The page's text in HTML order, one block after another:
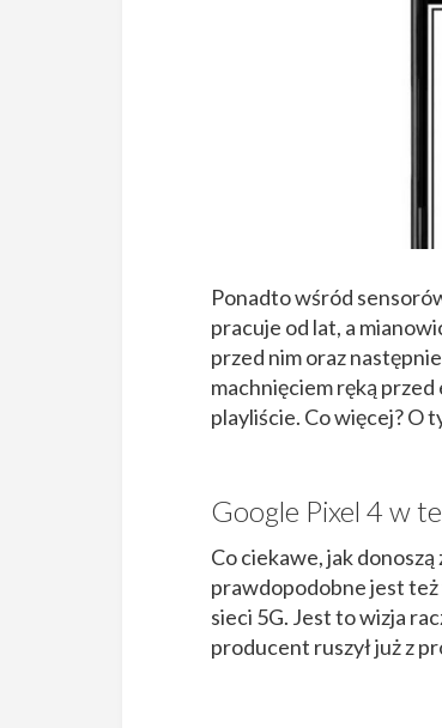
Ponadto wśród
pracuje od lat, a
przed nim oraz
machnięciem ręką przed
playliście. Co więcej? O
Google Pixel 4 w
Co ciekawe, jak
prawdopodobne jest
sieci 5G. Jest to wizja
producent ruszył już z